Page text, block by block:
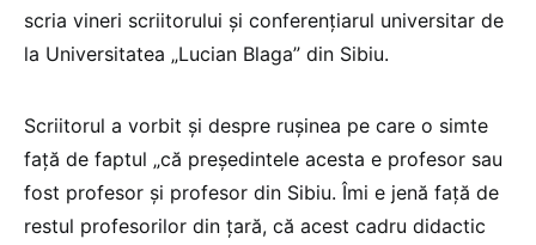
scria vineri scriitorului și conferențiarul universitar de
la Universitatea „Lucian Blaga” din Sibiu.
Scriitorul a vorbit și despre rușinea pe care o simte
față de faptul „că președintele acesta e profesor sau
fost profesor și profesor din Sibiu. Îmi e jenă față de
restul profesorilor din țară, că acest cadru didactic